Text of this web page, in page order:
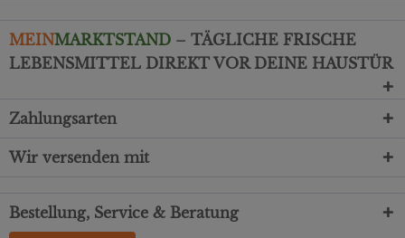
MEINMARKTSTAND – TÄGLICHE FRISCHE
LEBENSMITTEL DIREKT VOR DEINE HAUSTÜR
Zahlungsarten
Wir versenden mit
Bestellung, Service & Beratung